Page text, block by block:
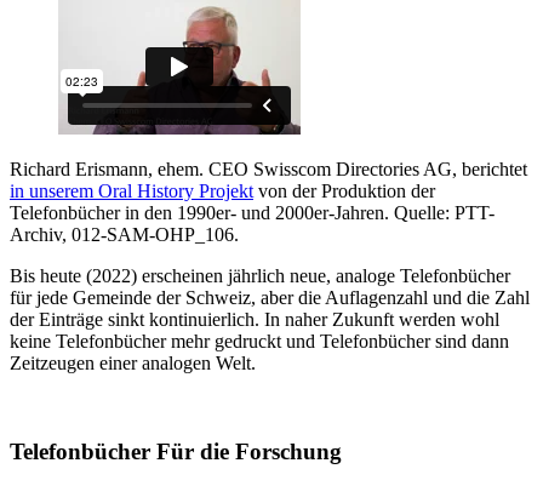
Richard Erismann, ehem. CEO Swisscom Directories AG, berichtet
in unserem Oral History Projektvon der Produktion der
Telefonbücher in den 1990er- und 2000er-Jahren. Quelle: PTT-
Archiv, 012-SAM-OHP_106.
Bis heute (2022) erscheinen jährlich neue, analoge Telefonbücher
für jede Gemeinde der Schweiz, aber die Auflagenzahl und die Zahl
der Einträge sinkt kontinuierlich. In naher Zukunft werden wohl
keine Telefonbücher mehr gedruckt und Telefonbücher sind dann
Zeitzeugen einer analogen Welt.
Telefonbücher Für die Forschung